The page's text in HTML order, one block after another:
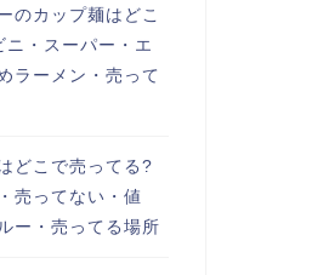
のカップ麺はどこ
ニ・スーパー・エ
ラーメン・売って
どこで売ってる?
売ってない・値
ー・売ってる場所